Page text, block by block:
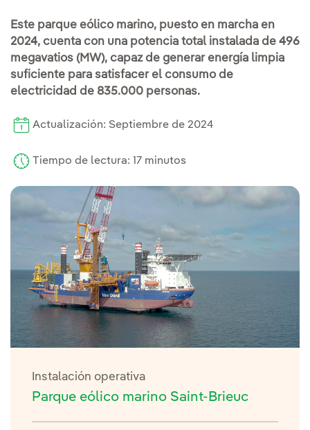
Este parque eólico marino, puesto en marcha en
2024, cuenta con una potencia total instalada de 496
megavatios (MW), capaz de generar energía limpia
suficiente para satisfacer el consumo de
electricidad de 835.000 personas.
Actualización: Septiembre de 2024
Tiempo de lectura: 17 minutos
Instalación operativa
Parque eólico marino Saint-Brieuc